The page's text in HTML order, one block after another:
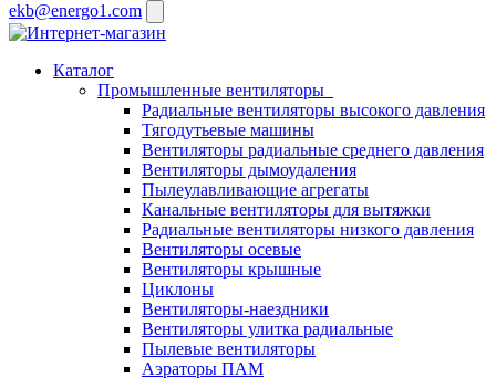
ekb@energo1.com
Каталог
Промышленные вентиляторы
Радиальные вентиляторы высокого давления
Тягодутьевые машины
Вентиляторы радиальные среднего давления
Вентиляторы дымоудаления
Пылеулавливающие агрегаты
Канальные вентиляторы для вытяжки
Радиальные вентиляторы низкого давления
Вентиляторы осевые
Вентиляторы крышные
Циклоны
Вентиляторы-наездники
Вентиляторы улитка радиальные
Пылевые вентиляторы
Аэраторы ПАМ